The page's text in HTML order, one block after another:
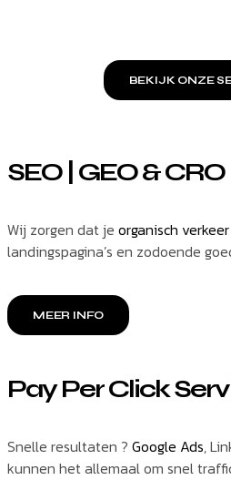
BEKIJK ONZE
SEO | GEO & CRO
Wij zorgen dat je organisch verkeer
landingspagina’s en zodoende
MEER INFO
Pay Per Click
Snelle resultaten ? Google Ads,
kunnen het allemaal om snel